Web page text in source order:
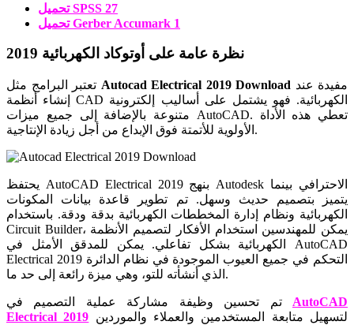
تحميل SPSS 27
تحميل Gerber Accumark 1
نظرة عامة على أوتوكاد الكهربائية 2019
Autocad Electrical 2019 Download
إنشاء أنظمة CAD الكهربائية. فهو يشتمل على أساليب إلكترونية
متنوعة بالإضافة إلى جميع ميزات AutoCAD. تعطي هذه الأداة
الأولوية للأتمتة فوق الإبداع من أجل زيادة الإنتاجية.
يحتفظ AutoCAD Electrical 2019 بنهج Autodesk الاحترافي بينما
يتميز بتصميم حديث وسهل. تم تطوير قاعدة بيانات المكونات
الكهربائية ونظام إدارة المخططات الكهربائية بدقة ودقة. باستخدام
Circuit Builder، يمكن للمهندسين استخدام الأفكار لتصميم الأنظمة
الكهربائية بشكل تفاعلي. يمكن للمدقق الأمثل في AutoCAD
Electrical 2019 التحكم في جميع العيوب الموجودة في نظام الدائرة
الذي أنشأته للتو، وهي ميزة رائعة إلى حد ما.
تم تحسين وظيفة مشاركة عملية التصميم في AutoCAD
Electrical 2019